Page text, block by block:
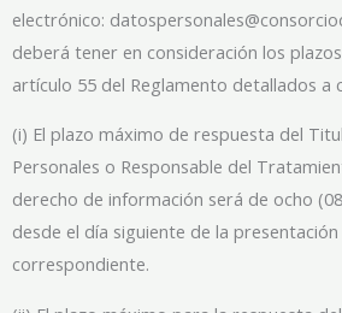
electrónico:
deberá tener en consideración los
artículo 55 del Reglamento detallados a
(i) El plazo máximo de respuesta del
Personales o Responsable del
derecho de información será de ocho
desde el día siguiente de la
correspondiente.